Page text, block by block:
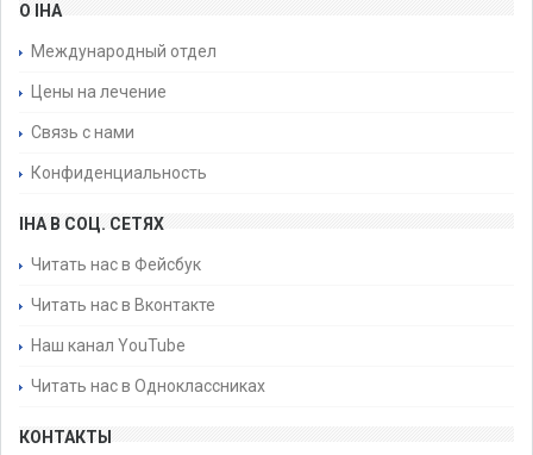
О IHA
Международный отдел
Цены на лечение
Связь с нами
Конфиденциальность
IHA В СОЦ. СЕТЯХ
Читать нас в Фейсбук
Читать нас в Вконтакте
Наш канал YouTube
Читать нас в Одноклассниках
КОНТАКТЫ